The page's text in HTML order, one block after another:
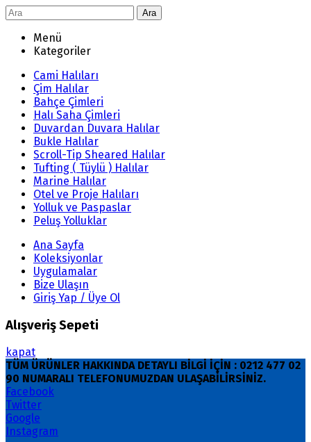
Ara
Menü
Kategoriler
Cami Halıları
Çim Halılar
Bahçe Çimleri
Halı Saha Çimleri
Duvardan Duvara Halılar
Bukle Halılar
Scroll-Tip Sheared Halılar
Tufting ( Tüylü ) Halılar
Marine Halılar
Otel ve Proje Halıları
Yolluk ve Paspaslar
Peluş Yolluklar
Ana Sayfa
Koleksiyonlar
Uygulamalar
Bize Ulaşın
Giriş Yap / Üye Ol
Alışveriş Sepeti
kapat
TÜM ÜRÜNLER HAKKINDA DETAYLI BİLGİ İÇİN : 0212 477 02
90 NUMARALI TELEFONUMUZDAN ULAŞABİLİRSİNİZ.
Facebook
Twitter
Google
Instagram